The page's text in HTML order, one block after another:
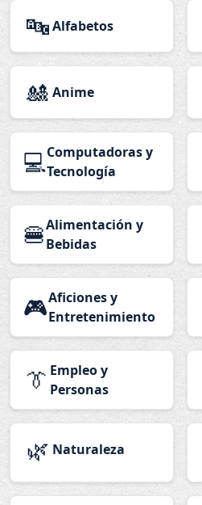
🔤Alfabetos
🎎 Anime
💻Computadoras y
Tecnología
🍔Alimentación y
Bebidas
🎮Aficiones y
Entretenimiento
👔 Empleo y
Personas
🌿 Naturaleza